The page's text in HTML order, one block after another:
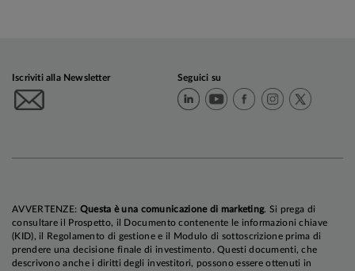
Iscriviti alla Newsletter Seguici su
AVVERTENZE: Questa è una comunicazione di marketing. Si prega di
consultare il Prospetto, il Documento contenente le informazioni chiave
(KID), il Regolamento di gestione e il Modulo di sottoscrizione prima di
prendere una decisione finale di investimento. Questi documenti, che
descrivono anche i diritti degli investitori, possono essere ottenuti in